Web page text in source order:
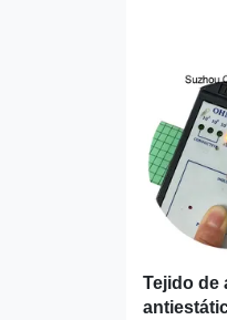
Tejido de